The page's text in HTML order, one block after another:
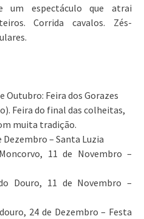
um espectáculo que atrai
Corrida cavalos. Zés-
Outubro: Feira dos Gorazes
Feira do final das colheitas,
muita tradição.
Dezembro – Santa Luzia
11 de Novembro –
Douro, 11 de Novembro –
24 de Dezembro – Festa